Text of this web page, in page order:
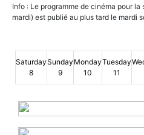
Info : Le programme de cinéma pour
mardi) est publié au plus tard le mardi
Saturday
8
Sunday
9
Monday
10
Tuesday
11